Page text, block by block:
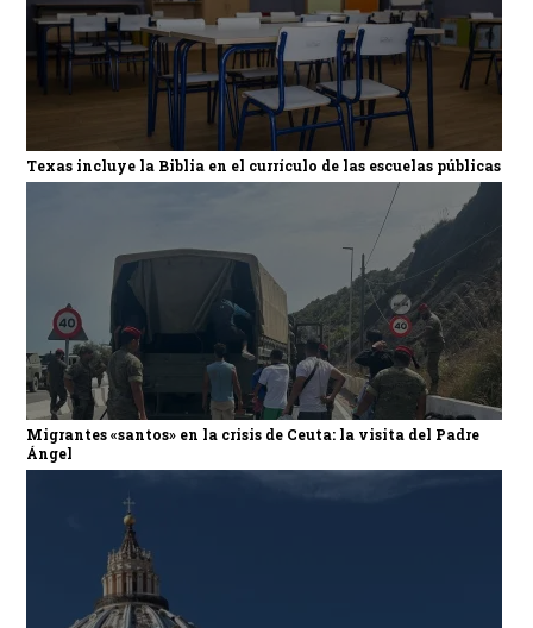
Texas incluye la Biblia en el currículo de las escuelas públicas
Migrantes «santos» en la crisis de Ceuta: la visita del Padre
Ángel